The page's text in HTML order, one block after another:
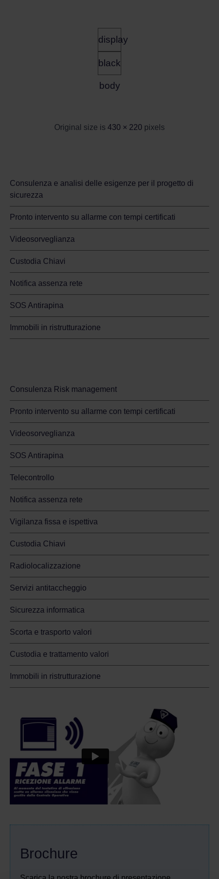
display
black
body
Original size is 430 × 220 pixels
Consulenza e analisi delle esigenze per il progetto di
sicurezza
Pronto intervento su allarme con tempi certificati
Videosorveglianza
Custodia Chiavi
Notifica assenza rete
SOS Antirapina
Immobili in ristrutturazione
Consulenza Risk management
Pronto intervento su allarme con tempi certificati
Videosorveglianza
SOS Antirapina
Telecontrollo
Notifica assenza rete
Vigilanza fissa e ispettiva
Custodia Chiavi
Radiolocalizzazione
Servizi antitaccheggio
Sicurezza informatica
Scorta e trasporto valori
Custodia e trattamento valori
Immobili in ristrutturazione
Brochure